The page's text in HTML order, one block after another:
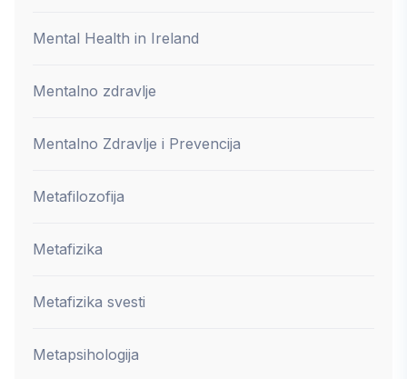
Mental Health in Ireland
Mentalno zdravlje
Mentalno Zdravlje i Prevencija
Metafilozofija
Metafizika
Metafizika svesti
Metapsihologija